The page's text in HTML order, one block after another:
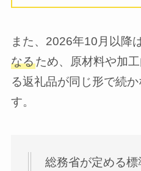
また、2026年10月以降
なるため、原材料や加
る返礼品が同じ形で続
す。
総務省が定める